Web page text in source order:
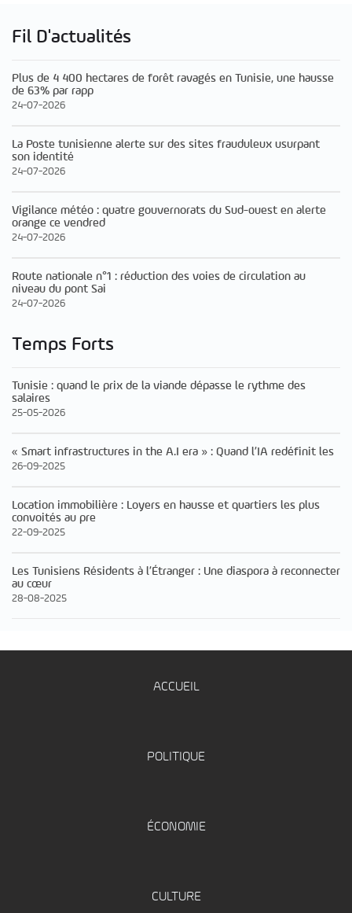
Fil D'actualités
Plus de 4 400 hectares de forêt ravagés en Tunisie, une hausse
de 63% par rapp
24-07-2026
La Poste tunisienne alerte sur des sites frauduleux usurpant
son identité
24-07-2026
Vigilance météo : quatre gouvernorats du Sud-ouest en alerte
orange ce vendred
24-07-2026
Route nationale n°1 : réduction des voies de circulation au
niveau du pont Sai
24-07-2026
Temps Forts
Tunisie : quand le prix de la viande dépasse le rythme des
salaires
25-05-2026
« Smart infrastructures in the A.I era » : Quand l’IA redéfinit les
26-09-2025
Location immobilière : Loyers en hausse et quartiers les plus
convoités au pre
22-09-2025
Les Tunisiens Résidents à l’Étranger : Une diaspora à reconnecter
au cœur
28-08-2025
ACCUEIL
POLITIQUE
ÉCONOMIE
CULTURE